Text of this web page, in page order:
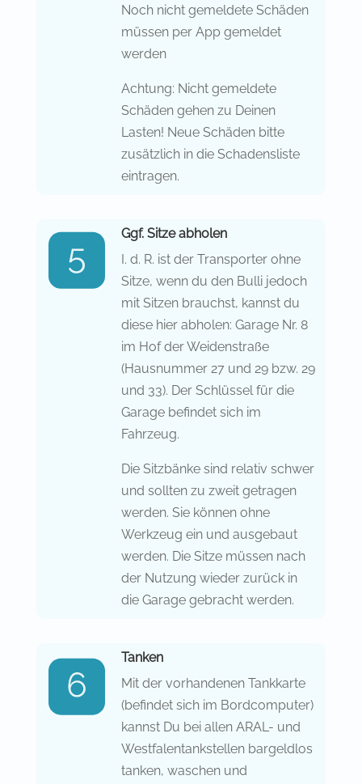
Noch nicht gemeldeteSchäden
müssen per App gemeldet
werden
Achtung: Nicht gemeldete
Schäden gehen zu Deinen
Lasten! Neue Schäden bitte
zusätzlich in die Schadensliste
eintragen.
Ggf. Sitze abholen
I. d. R. ist der Transporter ohne
Sitze, wenn du den Bulli jedoch
mit Sitzen brauchst, kannst du
diese hier abholen: Garage Nr. 8
im Hof der Weidenstraße
(Hausnummer 27 und 29 bzw. 29
und 33). Der Schlüssel für die
Garage befindet sich im
Fahrzeug.
Die Sitzbänke sind relativ schwer
und sollten zu zweit getragen
werden. Sie können ohne
Werkzeug ein und ausgebaut
werden. Die Sitze müssen nach
der Nutzung wieder zurück in
die Garage gebracht werden.
Tanken
Mit der vorhandenen Tankkarte
(befindet sich im Bordcomputer)
kannst Du bei allen ARAL- und
Westfalentankstellen bargeldlos
tanken, waschen und